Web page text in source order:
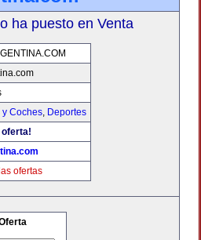
ha puesto en Venta
y Coches, Deportes
oferta!
ofertas